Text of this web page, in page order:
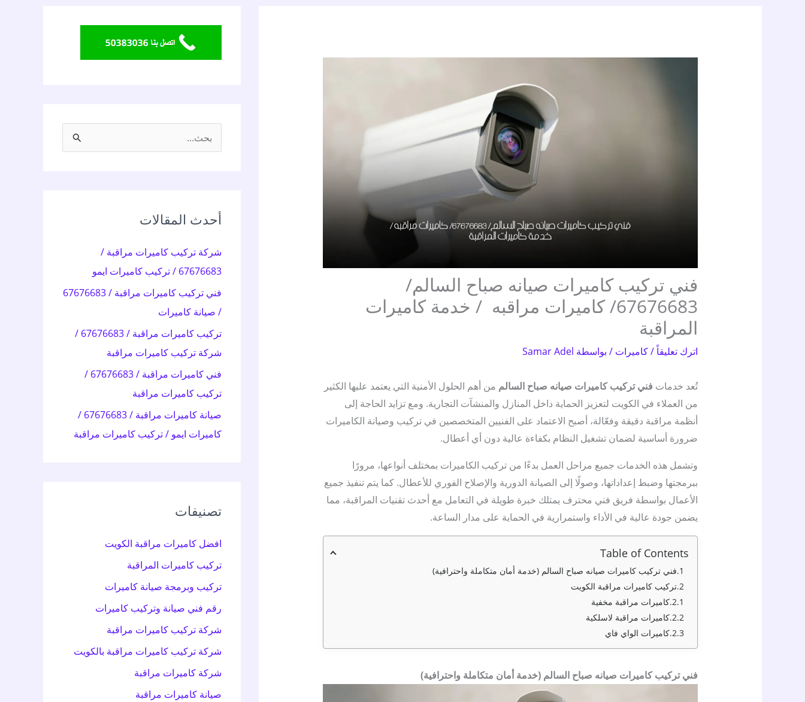
فني تركيب كاميرات صيانه صباح السالم/
67676683/ كاميرات مراقبه / خدمة كاميرات
المراقبة
اترك تعليقاً/كاميرات / بواسطة Samar Adel
تُعد خدمات فني تركيب كاميرات صيانه صباح السالم من أهم الحلول الأمنية التي يعتمد عليها الكثير
من العملاء في الكويت لتعزيز الحماية داخل المنازل والمنشآت التجارية. ومع تزايد الحاجة إلى
أنظمة مراقبة دقيقة وفعّالة، أصبح الاعتماد على الفنيين المتخصصين في تركيب وصيانة الكاميرات
ضرورة أساسية لضمان تشغيل النظام بكفاءة عالية دون أي أعطال.
وتشمل هذه الخدمات جميع مراحل العمل بدءًا من تركيب الكاميرات بمختلف أنواعها، مرورًا
ببرمجتها وضبط إعداداتها، وصولًا إلى الصيانة الدورية والإصلاح الفوري للأعطال. كما يتم تنفيذ جميع
الأعمال بواسطة فريق فني محترف يمتلك خبرة طويلة في التعامل مع أحدث تقنيات المراقبة، مما
يضمن جودة عالية في الأداء واستمرارية في الحماية على مدار الساعة.
Table of Contents
فني تركيب كاميرات صيانه صباح السالم (خدمة أمان متكاملة واحترافية)
تركيب كاميرات مراقبة الكويت
كاميرات مراقبة مخفية
كاميرات مراقبة لاسلكية
كاميرات الواي فاي
فني تركيب كاميرات صيانه صباح السالم (خدمة أمان متكاملة واحترافية)
ث
ن
:
أحدث المقالات
شركة تركيب كاميرات مراقبة /
67676683 / تركيب كاميرات ايمو
فني تركيب كاميرات مراقبة / 67676683
/ صيانة كاميرات
تركيب كاميرات مراقبة / 67676683 /
شركة تركيب كاميرات مراقبة
فني كاميرات مراقبة / 67676683 /
تركيب كاميرات مراقبة
صيانة كاميرات مراقبة / 67676683 /
كاميرات ايمو / تركيب كاميرات مراقبة
تصنيفات
افضل كاميرات مراقبة الكويت
تركيب كاميرات المراقبة
تركيب وبرمجة صيانة كاميرات
رقم فني صيانة وتركيب كاميرات
شركة تركيب كاميرات مراقبة
شركة تركيب كاميرات مراقبة بالكويت
شركة كاميرات مراقبة
صيانة كاميرات مراقبة